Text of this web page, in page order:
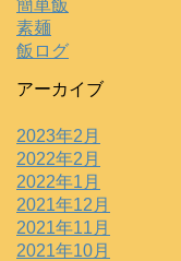
簡単飯
素麺
飯ログ
アーカイブ
2023年2月
2022年2月
2022年1月
2021年12月
2021年11月
2021年10月